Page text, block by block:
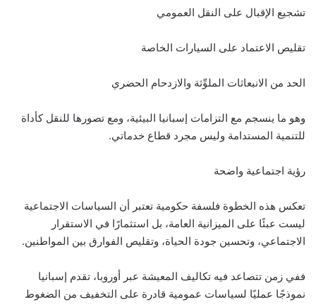
تشجيع الإقبال على النقل العمومي
تقليص الاعتماد على السيارات الخاصة
الحد من الانبعاثات الملوِّثة والازدحام الحضري
وهو ما ينسجم مع التزامات إسبانيا البيئية، ومع تصورها للنقل كأداة
للتنمية المستدامة وليس مجرد قطاع خدماتي.
رؤية اجتماعية واضحة
تعكس هذه الخطوة فلسفة حكومية تعتبر أن السياسات الاجتماعية
ليست عبئًا على الميزانية العامة، بل استثمارًا في الاستقرار
الاجتماعي، وتحسين جودة الحياة، وتقليص الفوارق بين المواطنين.
ففي زمن تتصاعد فيه تكاليف المعيشة عبر أوروبا، تقدم إسبانيا
نموذجًا عمليًا لسياسات عمومية قادرة على التخفيف من الضغوط